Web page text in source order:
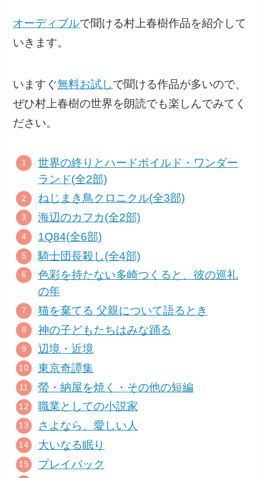
オーディブルで聞ける村上春樹作品を紹介して
いきます。
いますぐ無料お試しで聞ける作品が多いので、
ぜひ村上春樹の世界を朗読でも楽しんでみてく
ださい。
世界の終りとハードボイルド・ワンダー
ランド(全2部)
ねじまき鳥クロニクル(全3部)
海辺のカフカ(全2部)
1Q84(全6部)
騎士団長殺し(全4部)
色彩を持たない多崎つくると、彼の巡礼
の年
猫を棄てる 父親について語るとき
神の子どもたちはみな踊る
辺境・近境
東京奇譚集
螢・納屋を焼く・その他の短編
職業としての小説家
さよなら、愛しい人
大いなる眠り
プレイバック